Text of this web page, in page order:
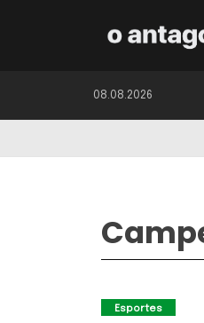
08.08.2026
Esportes